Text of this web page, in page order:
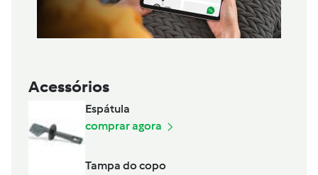
Acessórios
Espátula
comprar agora
Tampa do copo